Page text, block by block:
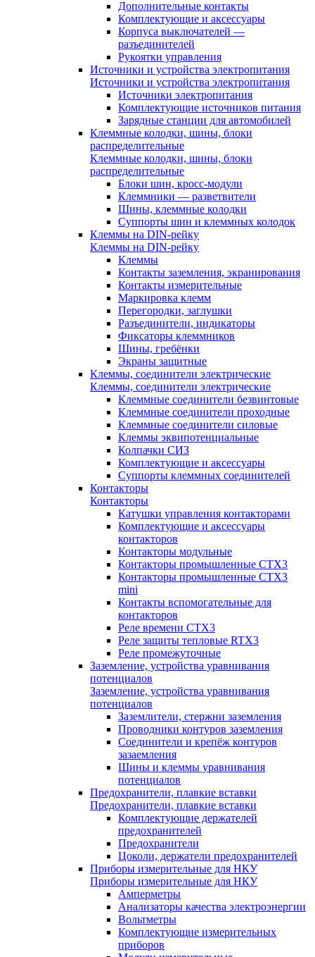
Дополнительные контакты
Комплектующие и аксессуары
Корпуса выключателей —
разъединителей
Рукоятки управления
Источники и устройства электропитания
Источники и устройства электропитания
Источники электропитания
Комплектующие источников питания
Зарядные станции для автомобилей
Клеммные колодки, шины, блоки
распределительные
Клеммные колодки, шины, блоки
распределительные
Блоки шин, кросс-модули
Клеммники — разветвители
Шины, клеммные колодки
Суппорты шин и клеммных колодок
Клеммы на DIN-рейку
Клеммы на DIN-рейку
Клеммы
Контакты заземления, экранирования
Контакты измерительные
Маркировка клемм
Перегородки, заглушки
Разъединители, индикаторы
Фиксаторы клеммников
Шины, гребёнки
Экраны защитные
Клеммы, соединители электрические
Клеммы, соединители электрические
Клеммные соединители безвинтовые
Клеммные соединители проходные
Клеммные соединители силовые
Клеммы эквипотенциальные
Колпачки СИЗ
Комплектующие и аксессуары
Суппорты клеммных соединителей
Контакторы
Контакторы
Катушки управления контакторами
Комплектующие и аксессуары
контакторов
Контакторы модульные
Контакторы промышленные CTX3
Контакторы промышленные CTX3
mini
Контакты вспомогательные для
контакторов
Реле времени CTX3
Реле защиты тепловые RTX3
Реле промежуточные
Заземление, устройства уравнивания
потенциалов
Заземление, устройства уравнивания
потенциалов
Заземлители, стержни заземления
Проводники контуров заземления
Соединители и крепёж контуров
зазаемления
Шины и клеммы уравнивания
потенциалов
Предохранители, плавкие вставки
Предохранители, плавкие вставки
Комплектующие держателей
предохранителей
Предохранители
Цоколи, держатели предохранителей
Приборы измерительные для НКУ
Приборы измерительные для НКУ
Амперметры
Анализаторы качества электроэнергии
Вольтметры
Комплектующие измерительных
приборов